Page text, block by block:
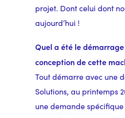
projet. Dont celui dont
aujourd’hui !
Quel a été le
conception de cette
Tout démarre avec une
Solutions, au printemps
une demande